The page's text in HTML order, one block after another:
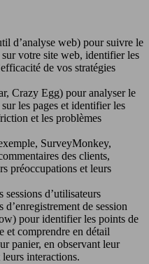
d’analyse web) pour suivre le
votre site web, identifier les
de vos stratégies
Crazy Egg) pour analyser le
les pages et identifier les
et les problèmes
SurveyMonkey,
des clients,
préoccupations et leurs
d’utilisateurs
de session
pour identifier les points de
et comprendre en détail
panier, en observant leur
interactions.